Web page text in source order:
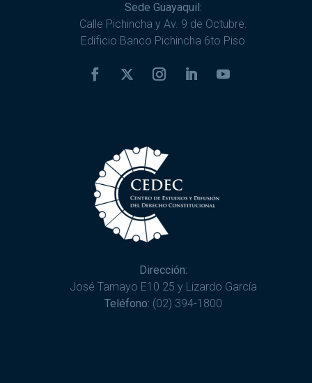
Sede Guayaquil:
Calle Pichincha y Av. 9 de Octubre.
Edificio Banco Pichincha 6to Piso
Dirección:
José Tamayo E10 25 y Lizardo García
Teléfono: (02) 394-1800